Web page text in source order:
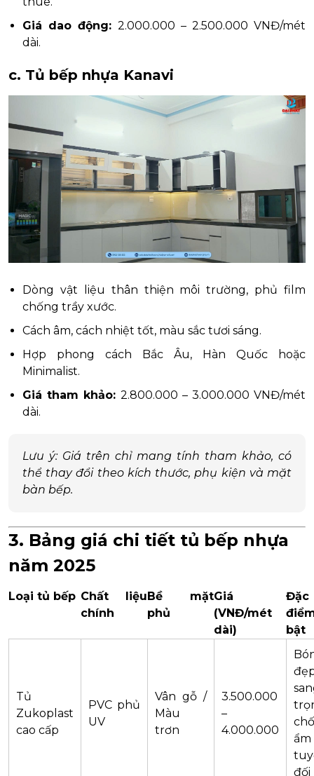
Giá dao động: 2.000.000 – 2.500.000 VNĐ/mét
dài.
c. Tủ bếp nhựa Kanavi
Dòng vật liệu thân thiện môi trường, phủ film
chống trầy xước.
Cách âm, cách nhiệt tốt, màu sắc tươi sáng.
Hợp phong cách Bắc Âu, Hàn Quốc hoặc
Minimalist.
Giá tham khảo: 2.800.000 – 3.000.000 VNĐ/mét
dài.
Lưu ý: Giá trên chỉ mang tính tham khảo, có
thể thay đổi theo kích thước, phụ kiện và mặt
bàn bếp.
3. Bảng giá chi tiết tủ bếp nhựa
năm 2025
Loại tủ bếp Chất liệu
chính
Bề mặt
phủ
Giá
(VNĐ/mét
dài)
Đặc
bật
Tủ
Zukoplast
cao cấp
PVC phủ
UV
Vân gỗ /
Màu
trơn
3.500.000
–
4.000.000
ẩm
đối